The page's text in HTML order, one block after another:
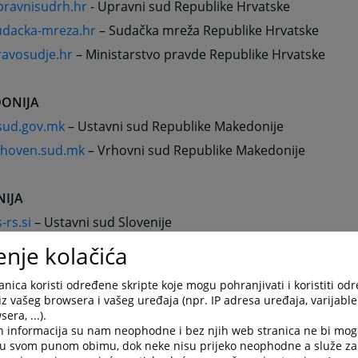
- Upravni sud Republike Hrvatske
mreza.hr– Sudačka mreža Republike Hrvatske
– Ministarstvo pravde Republike Hrvatske
– Ustavni sud Republike Makedonije
– Vrhovni sud Republike Makedonije
rs.si – Ustavni sud Slovenije
– Vrhovni sud Slovenije
– Vrhovni sud Republike Srbije
kolačića
koristi određene skripte koje mogu pohranjivati i koristiti
vašeg browsera i vašeg uređaja (npr. IP adresa uređaja,
...).
informacija su nam neophodne i bez njih web stranica ne bi
svom punom obimu, dok neke nisu prijeko neophodne a služe